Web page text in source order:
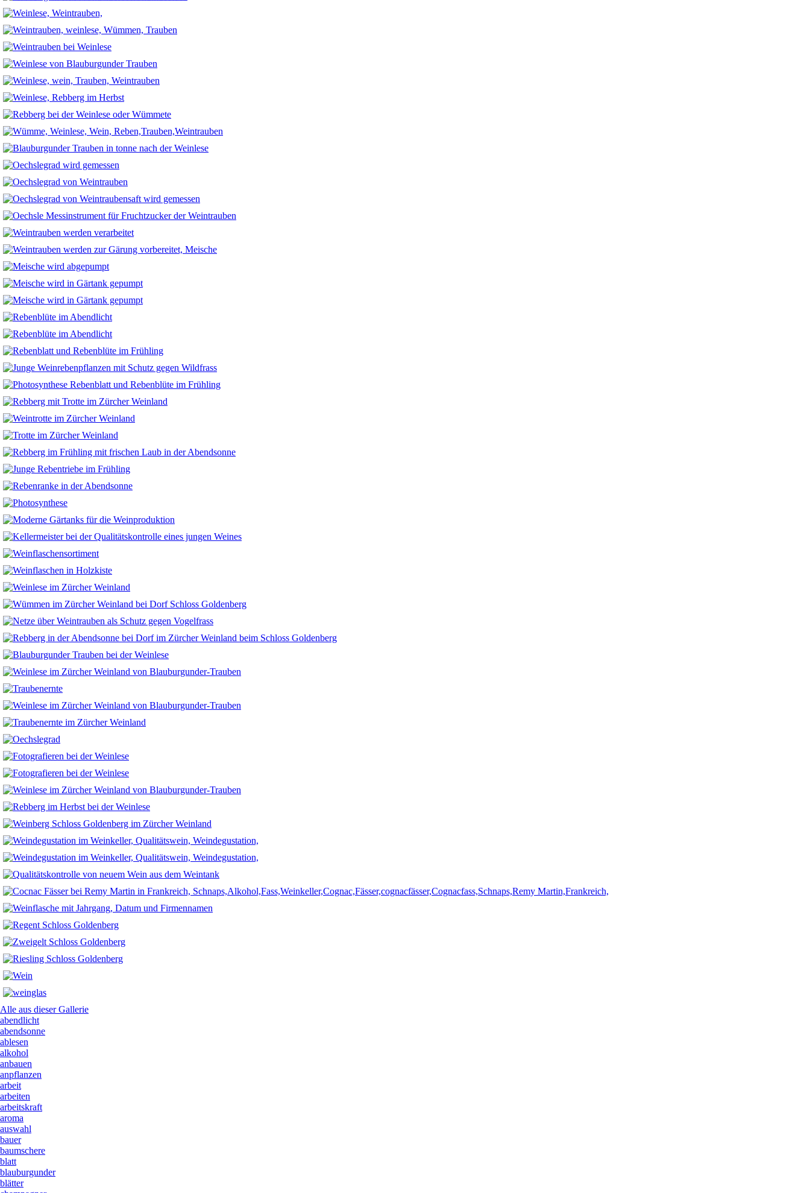
Alle aus dieser Gallerie
abendlicht
abendsonne
ablesen
alkohol
anbauen
anpflanzen
arbeit
arbeiten
arbeitskraft
aroma
auswahl
bauer
baumschere
blatt
blauburgunder
blätter